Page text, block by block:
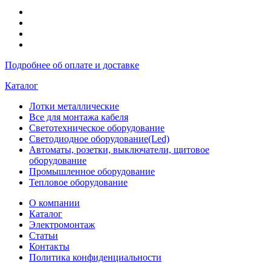
Подробнее об оплате и доставке
Каталог
Лотки металлические
Все для монтажа кабеля
Светотехническое оборудование
Светодиодное оборудование(Led)
Автоматы, розетки, выключатели, щитовое
оборудование
Промышленное оборудование
Тепловое оборудование
О компании
Каталог
Электромонтаж
Статьи
Контакты
Политика конфиденциальности